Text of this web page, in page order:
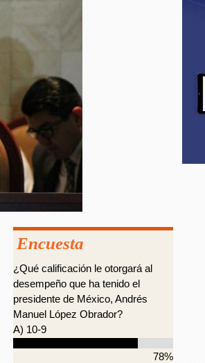
Encuesta
¿Qué calificación le otorgará al
desempeño que ha tenido el
presidente de México, Andrés
Manuel López Obrador?
A) 10-9
78%